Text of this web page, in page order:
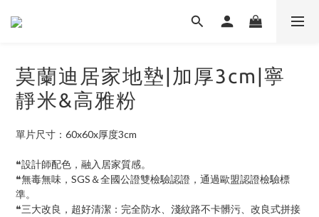
莫蘭迪居家地墊|加厚3cm|寧
靜米&高雅粉
單片尺寸：60x60x厚度3cm
❝設計師配色，融入居家質感。
❝無毒無味，SGS＆全國公證雙檢驗認證，通過歐盟認證檢驗標
準。
❝三大改良，超好清潔：完全防水、淺紋路不卡髒污、改良式拼接